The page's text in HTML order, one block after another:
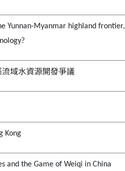
Yunnan-Myanmar highland frontier,
域水資源開發爭議
Kong
and the Game of Weiqi in China